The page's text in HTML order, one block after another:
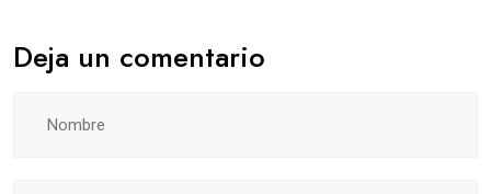
Deja un comentario